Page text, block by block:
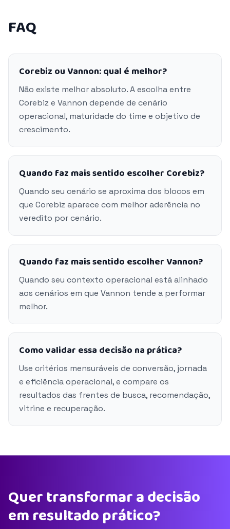
FAQ
Corebiz ou Vannon: qual é melhor?
Não existe melhor absoluto. A escolha entre
Corebiz e Vannon depende de cenário
operacional, maturidade do time e objetivo de
crescimento.
Quando faz mais sentido escolher Corebiz?
Quando seu cenário se aproxima dos blocos em
que Corebiz aparece com melhor aderência no
veredito por cenário.
Quando faz mais sentido escolher Vannon?
Quando seu contexto operacional está alinhado
aos cenários em que Vannon tende a performar
melhor.
Como validar essa decisão na prática?
Use critérios mensuráveis de conversão, jornada
e eficiência operacional, e compare os
resultados das frentes de busca, recomendação,
vitrine e recuperação.
Quer transformar a decisão
em resultado prático?